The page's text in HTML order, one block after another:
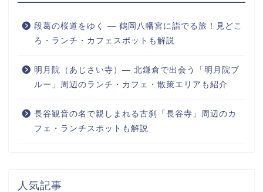
段葛の桜道をゆく ― 鶴岡八幡宮に詣でる旅！見どこ
ろ・ランチ・カフェスポットも解説
明月院（あじさい寺）― 北鎌倉で出会う「明月院ブ
ルー」周辺のランチ・カフェ・散策エリアも紹介
長谷観音の名で親しまれる古刹「長谷寺」周辺のカ
フェ・ランチスポットも解説
人気記事